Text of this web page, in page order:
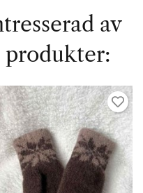
av
produkter: